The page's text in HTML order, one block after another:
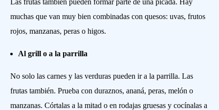
muchas que van muy bien combinadas con quesos: uvas, frutos
rojos, manzanas, peras o higos.
Al grill o a la parrilla
No solo las carnes y las verduras pueden ir a la parrilla. Las
frutas también. Prueba con duraznos, ananá, peras, melón o
manzanas. Córtalas a la mitad o en rodajas gruesas y cocínalas a